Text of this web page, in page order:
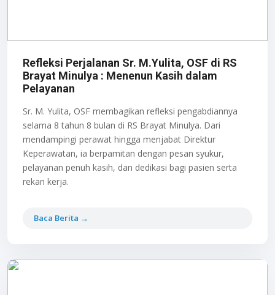
Refleksi Perjalanan Sr. M.Yulita, OSF di RS
Brayat Minulya : Menenun Kasih dalam
Pelayanan
Sr. M. Yulita, OSF membagikan refleksi pengabdiannya
selama 8 tahun 8 bulan di RS Brayat Minulya. Dari
mendampingi perawat hingga menjabat Direktur
Keperawatan, ia berpamitan dengan pesan syukur,
pelayanan penuh kasih, dan dedikasi bagi pasien serta
rekan kerja.
Baca Berita →